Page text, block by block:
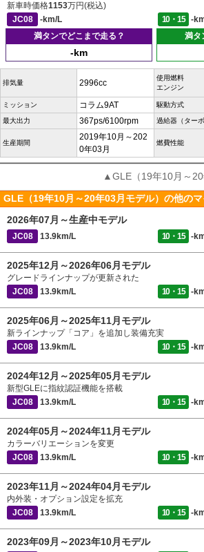
新車時価格1153万円(税込)
JC08
-km/L 10・15
-
満タンでどこまで走る？
-km
満タ
排気量 2996cc
使用燃料
エンジン
ミッション コラム9AT 駆動方式
最大出力 367ps/6100rpm 過給器（ターボ
生産期間
2019年10月～202
0年03月
燃費性能
▲GLE（19年10月～
GLE（19年10月～20年03月モデル）の他の
2026年07月～生産中モデル
JC08 13.9km/L 10・15 -
2025年12月～2026年06月モデル
グレードラインナップが更新された
JC08
13.9km/L 10・15 -
2025年06月～2025年11月モデル
新ラインナップ「コア」を追加し装備充実
JC08
13.9km/L 10・15 -
2024年12月～2025年05月モデル
新型GLEに指紋認証機能を搭載
JC08
13.9km/L 10・15 -
2024年05月～2024年11月モデル
カラーバリエーションを変更
JC08
13.9km/L 10・15 -
2023年11月～2024年04月モデル
内外装・オプション設定を拡充
JC08
13.9km/L 10・15 -
2023年09月～2023年10月モデル